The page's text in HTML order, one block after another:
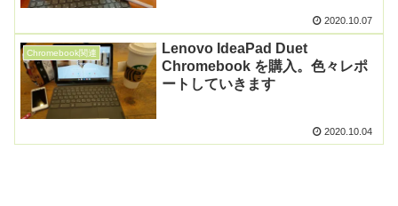
2020.10.07
Chromebook関連
Lenovo IdeaPad Duet
Chromebook を購入。色々レポ
ートしていきます
2020.10.04